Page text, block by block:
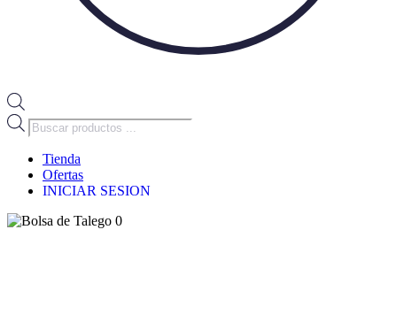
Búsqueda
de
productos
Tienda
Ofertas
INICIAR SESION
0